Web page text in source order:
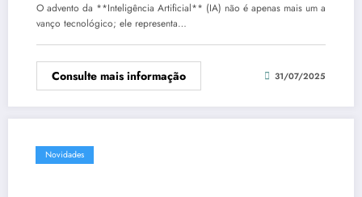
O advento da **Inteligência Artificial** (IA) não é apenas mais um a
vanço tecnológico; ele representa…
Consulte mais informação 31/07/2025
Novidades